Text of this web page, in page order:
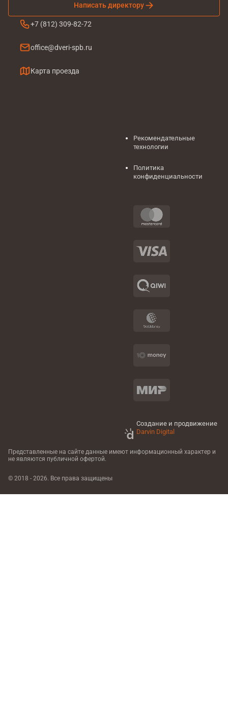
Написать директору
+7 (812) 309-82-72
office@dveri-spb.ru
Карта проезда
Рекомендательные
технологии
Политика
конфиденциальности
Создание и продвижение
Darvin Digital
Представленные на сайте данные имеют информационный характер и
не являются публичной офертой.
© 2018 - 2026. Все права защищены